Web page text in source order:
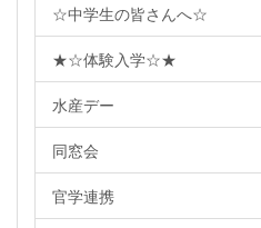
☆中学生の皆さんへ☆
★☆体験入学☆★
水産デー
同窓会
官学連携